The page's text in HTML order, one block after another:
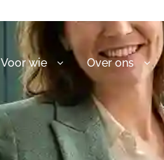
Voor wie Over ons